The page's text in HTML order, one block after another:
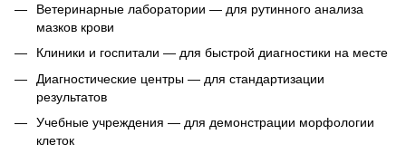
Ветеринарные лаборатории — для рутинного анализа
мазков крови
Клиники и госпитали — для быстрой диагностики на месте
Диагностические центры — для стандартизации
результатов
Учебные учреждения — для демонстрации морфологии
клеток